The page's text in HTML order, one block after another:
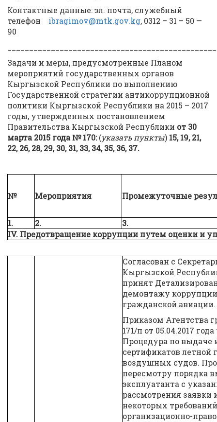
Контактные данные: эл. почта, служебный
телефон ibragimov@mtk.gov.kg, 0312 – 31 – 50 —
90
Задачи и меры, предусмотренные Планом
мероприятий государственных органов
Кыргызской Республики по выполнению
Государственной стратегии антикоррупционной
политики Кыргызской Республики на 2015 – 2017
годы, утвержденных постановлением
Правительства Кыргызской Республики от 30
марта 2015 года № 170:(указать пункты) 15, 19, 21,
22, 26, 28, 29, 30, 31, 33, 34, 35, 36, 37.
№ Мероприятия Промежуточные
1. 2.
3.
IV. Предотвращение коррупции путем оценки и
Согласован с
Кыргызской
принят
демонтажу
гражданской авиации.
Приказом Агентства
171/п от 05.04.2017
Процедура по выдаче
сертификатов летной
воздушных судов.
пересмотру порядка
эксплуатанта с
рассмотрения
некоторых
организационно-